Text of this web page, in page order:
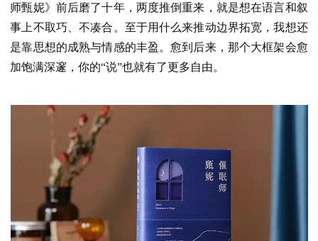
师甄妮》前后磨了十年，两度推倒重来，就是想在语言和叙
事上不取巧、不凑合。至于用什么来推动边界拓宽，我想还
是靠思想的成熟与情感的丰盈。愈到后来，那个大框架会愈
加饱满深邃，你的“说”也就有了更多自由。